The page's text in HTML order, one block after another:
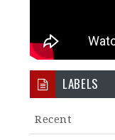
LABELS
Recent